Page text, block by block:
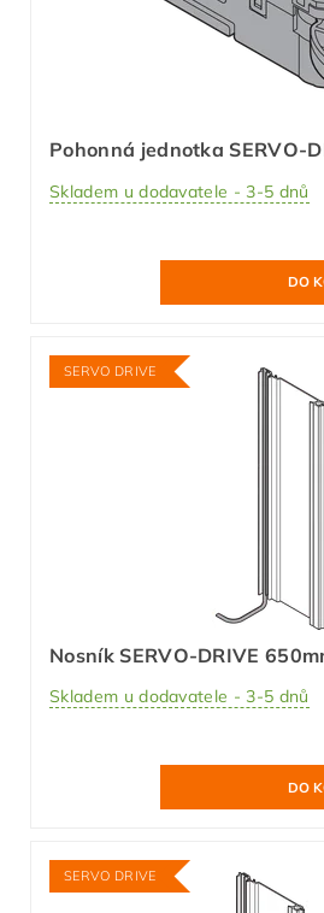
Pohonná jednotka SERVO-
Skladem u dodavatele - 3-5 dnů
SERVO DRIVE
Nosník SERVO-DRIVE
Skladem u dodavatele - 3-5 dnů
SERVO DRIVE